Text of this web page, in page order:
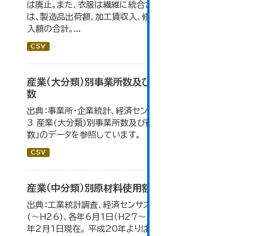
は廃止。また、衣服は繊維に統合された。 製造品出荷額等
は、製造品出荷額、加工賃収入、修理料収入額、その他の収
入額の合計。...
CSV
産業（大分類）別事業所数及び従業の地位別従業者
数
出典：事業所・企業統計、経済センサス。 大仙市の統計「4-
3 産業(大分類)別事業所数及び従業上の地位別従業者
数」のデータを参照しています。
CSV
産業（中分類）別原材料使用額等の推移
出典：工業統計調査、経済センサス。 各年12月31日現在
(～H26)、各年6月1日（H27～）・平成23年のみ平成24
年2月1日現在。 平成20年よりはん用機械、生産用機械、